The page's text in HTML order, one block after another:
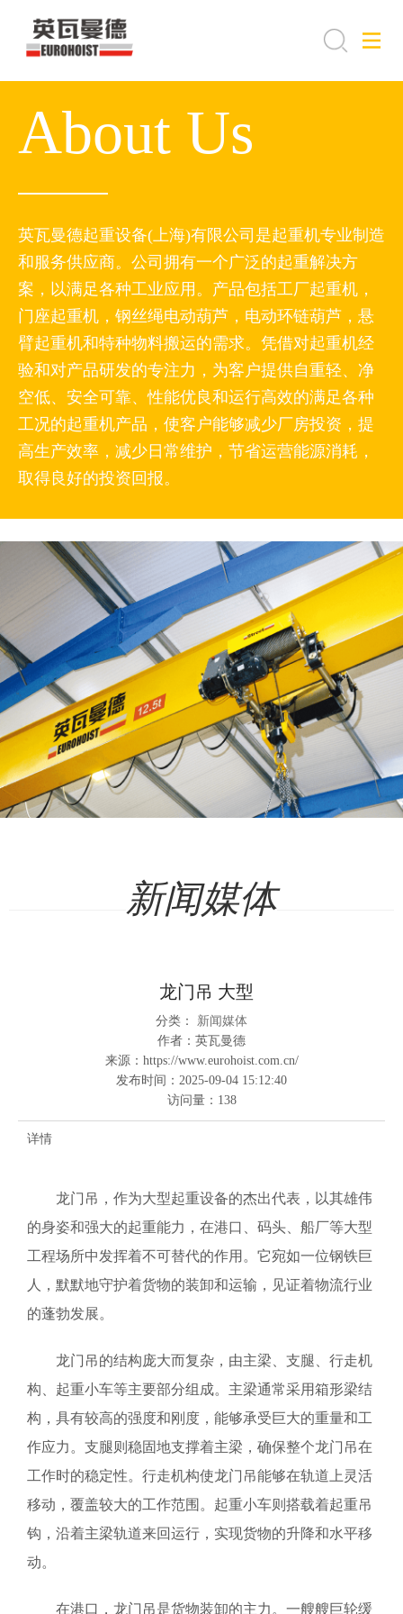
About Us
英瓦曼德起重设备(上海)有限公司是起重机专业制造
和服务供应商。公司拥有一个广泛的起重解决方
案，以满足各种工业应用。产品包括工厂起重机，
门座起重机，钢丝绳电动葫芦，电动环链葫芦，悬
臂起重机和特种物料搬运的需求。凭借对起重机经
验和对产品研发的专注力，为客户提供自重轻、净
空低、安全可靠、性能优良和运行高效的满足各种
工况的起重机产品，使客户能够减少厂房投资，提
高生产效率，减少日常维护，节省运营能源消耗，
取得良好的投资回报。
新闻媒体
龙门吊 大型
分类：
新闻媒体
作者： 英瓦曼德
来源： https://www.eurohoist.com.cn/
发布时间： 2025-09-04 15:12:40
访问量： 138
详情
龙门吊，作为大型起重设备的杰出代表，以其雄伟
的身姿和强大的起重能力，在港口、码头、船厂等大型
工程场所中发挥着不可替代的作用。它宛如一位钢铁巨
人，默默地守护着货物的装卸和运输，见证着物流行业
的蓬勃发展。
龙门吊的结构庞大而复杂，由主梁、支腿、行走机
构、起重小车等主要部分组成。主梁通常采用箱形梁结
构，具有较高的强度和刚度，能够承受巨大的重量和工
作应力。支腿则稳固地支撑着主梁，确保整个龙门吊在
工作时的稳定性。行走机构使龙门吊能够在轨道上灵活
移动，覆盖较大的工作范围。起重小车则搭载着起重吊
钩，沿着主梁轨道来回运行，实现货物的升降和水平移
动。
在港口，龙门吊是货物装卸的主力。一艘艘巨轮缓